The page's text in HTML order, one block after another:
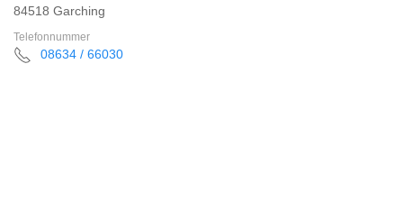
84518 Garching
Telefonnummer
08634 / 66030